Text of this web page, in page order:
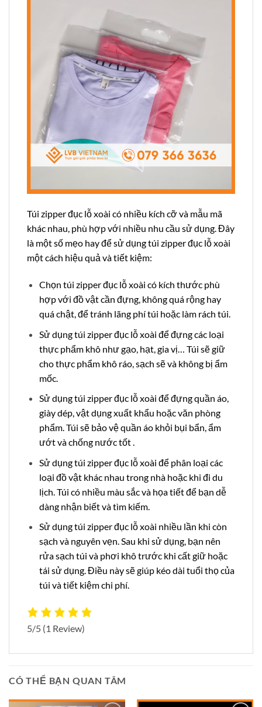
Túi zipper đục lỗ xoài có nhiều kích cỡ và mẫu mã
khác nhau, phù hợp với nhiều nhu cầu sử dụng. Đây
là một số mẹo hay để sử dụng túi zipper đục lỗ xoài
một cách hiệu quả và tiết kiệm:
Chọn túi zipper đục lỗ xoài có kích thước phù
hợp với đồ vật cần đựng, không quá rộng hay
quá chật, để tránh lãng phí túi hoặc làm rách túi.
Sử dụng túi zipper đục lỗ xoài để đựng các loại
thực phẩm khô như gạo, hạt, gia vị… Túi sẽ giữ
cho thực phẩm khô ráo, sạch sẽ và không bị ẩm
mốc.
Sử dụng túi zipper đục lỗ xoài để đựng quần áo,
giày dép, vật dụng xuất khẩu hoặc văn phòng
phẩm. Túi sẽ bảo vệ quần áo khỏi bụi bẩn, ẩm
ướt và chống nước tốt .
Sử dụng túi zipper đục lỗ xoài để phân loại các
loại đồ vật khác nhau trong nhà hoặc khi đi du
lịch. Túi có nhiều màu sắc và họa tiết để bạn dễ
dàng nhận biết và tìm kiếm.
Sử dụng túi zipper đục lỗ xoài nhiều lần khi còn
sạch và nguyên vẹn. Sau khi sử dụng, bạn nên
rửa sạch túi và phơi khô trước khi cất giữ hoặc
tái sử dụng. Điều này sẽ giúp kéo dài tuổi thọ của
túi và tiết kiệm chi phí.
5/5 (1 Review)
CÓ THỂ BẠN QUAN TÂM